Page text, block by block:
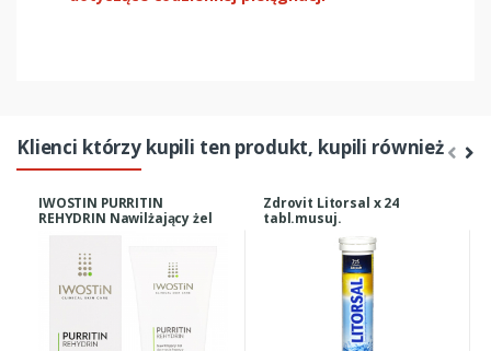
Klienci którzy kupili ten produkt, kupili również
IWOSTIN PURRITIN
REHYDRIN Nawilżający żel
Zdrovit Litorsal x 24
tabl.musuj.